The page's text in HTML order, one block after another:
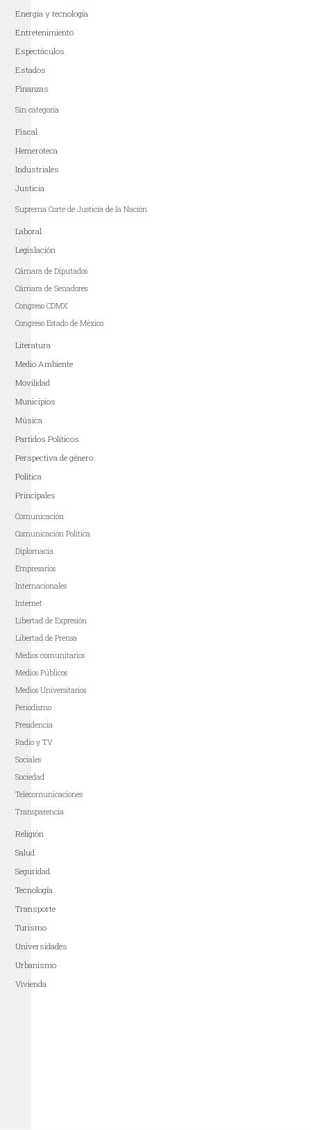
Energía y tecnología
Entretenimiento
Espectáculos
Estados
Finanzas
Sin categoría
Fiscal
Hemeroteca
Industriales
Justicia
Suprema Corte de Justicia de la Nación
Laboral
Legislación
Cámara de Diputados
Cámara de Senadores
Congreso CDMX
Congreso Estado de México
Literatura
Medio Ambiente
Movilidad
Municipios
Música
Partidos Políticos
Perspectiva de género
Política
Principales
Comunicación
Comunicación Política
Diplomacia
Empresarios
Internacionales
Internet
Libertad de Expresión
Libertad de Prensa
Medios comunitarios
Medios Públicos
Medios Universitarios
Periodismo
Presidencia
Radio y TV
Sociales
Sociedad
Telecomunicaciones
Transparencia
Religión
Salud
Seguridad
Tecnología
Transporte
Turismo
Universidades
Urbanismo
Vivienda